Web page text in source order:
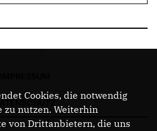
Cookies, die notwendig
zu nutzen. Weiterhin
von Drittanbietern, die uns